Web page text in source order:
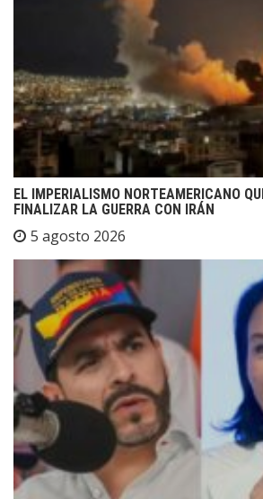
EL IMPERIALISMO NORTEAMERICANO
FINALIZAR LA GUERRA CON IRÁN
5 agosto 2026